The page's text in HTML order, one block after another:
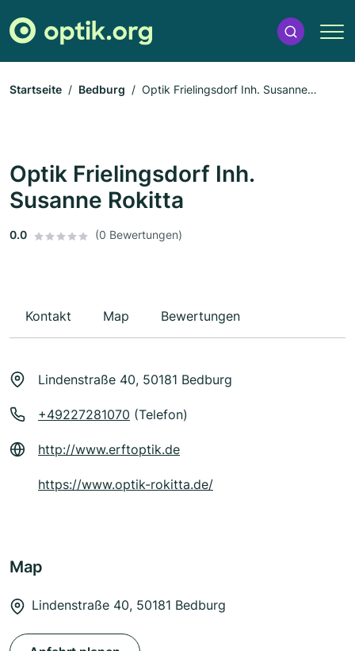
Startseite Bedburg
Optik Frielingsdorf Inh. Susanne
Optik Frielingsdorf Inh.
Susanne Rokitta
0.0 (0 Bewertungen)
Kontakt Map Bewertungen
Lindenstraße 40, 50181 Bedburg
+49227281070 (Telefon)
http://www.erftoptik.de
https://www.optik-rokitta.de/
Map
Lindenstraße 40, 50181 Bedburg